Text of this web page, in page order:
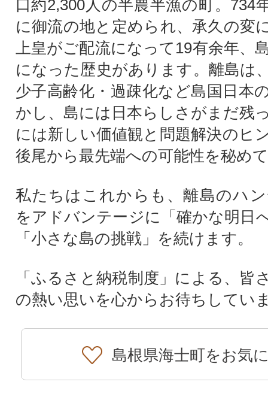
口約2,300人の半農半漁の町。734
に御流の地と定められ、承久の変
上皇がご配流になって19有余年、
になった歴史があります。離島は
少子高齢化・過疎化など島国日本
かし、島には日本らしさがまだ残
には新しい価値観と問題解決のヒ
後尾から最先端への可能性を秘め
私たちはこれからも、離島のハ
をアドバンテージに「確かな明日
「小さな島の挑戦」を続けます。
「ふるさと納税制度」による、皆
の熱い思いを心からお待ちしてい
島根県海士町をお気